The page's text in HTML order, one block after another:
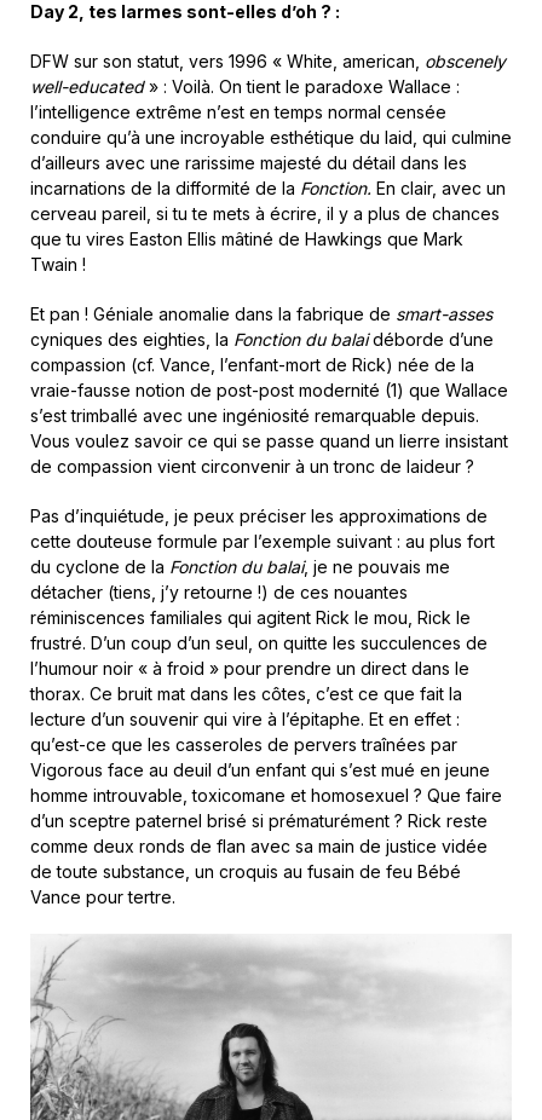
Day 2, tes larmes sont-elles d’oh ? :
DFW sur son statut, vers 1996 « White, american, obscenely
well-educated » : Voilà. On tient le paradoxe Wallace :
l’intelligence extrême n’est en temps normal censée
conduire qu’à une incroyable esthétique du laid, qui culmine
d’ailleurs avec une rarissime majesté du détail dans les
incarnations de la difformité de la Fonction. En clair, avec un
cerveau pareil, si tu te mets à écrire, il y a plus de chances
que tu vires Easton Ellis mâtiné de Hawkings que Mark
Twain !
Et pan ! Géniale anomalie dans la fabrique de smart-asses
cyniques des eighties, la Fonction du balaidéborde d’une
compassion (cf. Vance, l’enfant-mort de Rick) née de la
vraie-fausse notion de post-post modernité (1) que Wallace
s’est trimballé avec une ingéniosité remarquable depuis.
Vous voulez savoir ce qui se passe quand un lierre insistant
de compassion vient circonvenir à un tronc de laideur ?
Pas d’inquiétude, je peux préciser les approximations de
cette douteuse formule par l’exemple suivant : au plus fort
du cyclone de la Fonction du balai, je ne pouvais me
détacher (tiens, j’y retourne !) de ces nouantes
réminiscences familiales qui agitent Rick le mou, Rick le
frustré. D’un coup d’un seul, on quitte les succulences de
l’humour noir « à froid » pour prendre un direct dans le
thorax. Ce bruit mat dans les côtes, c’est ce que fait la
lecture d’un souvenir qui vire à l’épitaphe. Et en effet :
qu’est-ce que les casseroles de pervers traînées par
Vigorous face au deuil d’un enfant qui s’est mué en jeune
homme introuvable, toxicomane et homosexuel ? Que faire
d’un sceptre paternel brisé si prématurément ? Rick reste
comme deux ronds de flan avec sa main de justice vidée
de toute substance, un croquis au fusain de feu Bébé
Vance pour tertre.